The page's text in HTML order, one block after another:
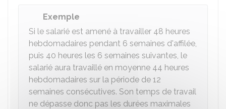
Exemple
Si le salarié est amené à travailler 48 heures
hebdomadaires pendant 6 semaines d'affilée,
puis 40 heures les 6 semaines suivantes, le
salarié aura travaillé en moyenne 44 heures
hebdomadaires sur la période de 12
semaines consécutives. Son temps de travail
ne dépasse donc pas les durées maximales